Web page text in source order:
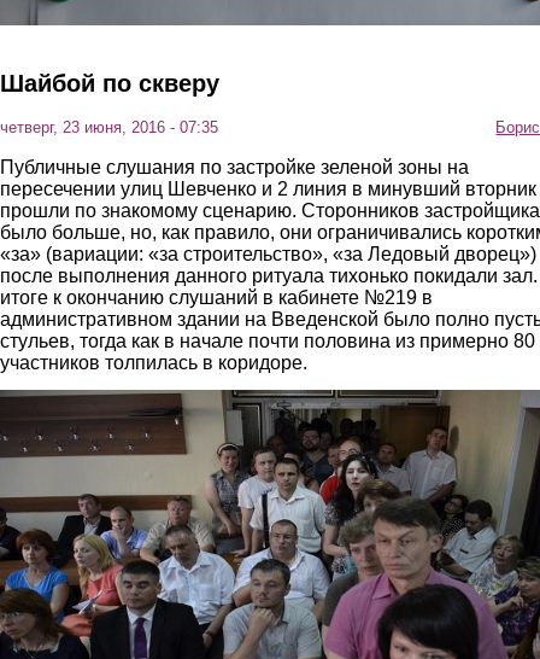
Шайбой по скверу
четверг, 23 июня, 2016 - 07:35
Публичные слушания по застройке зеленой зоны на
пересечении улиц Шевченко и 2 линия в минувший вторник
прошли по знакомому сценарию. Сторонников застройщика
было больше, но, как правило, они ограничивались
«за» (вариации: «за строительство», «за Ледовый дворец»)
после выполнения данного ритуала тихонько покидали
итоге к окончанию слушаний в кабинете №219 в
административном здании на Введенской было полно
стульев, тогда как в начале почти половина из примерно 80
участников толпилась в коридоре.